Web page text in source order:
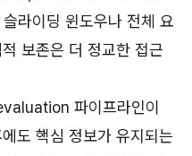
라이딩 윈도우나 전체 요
보존은 더 정교한 접근
파이프라인이
도 핵심 정보가 유지되는